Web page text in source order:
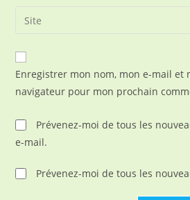
comment
email
address
comment
Saisir
l’URL
de
votre
(facultatif)
Enregistrer mon nom, mon e-mail et
navigateur pour mon prochain
Prévenez-moi de tous les
e-mail.
Prévenez-moi de tous les